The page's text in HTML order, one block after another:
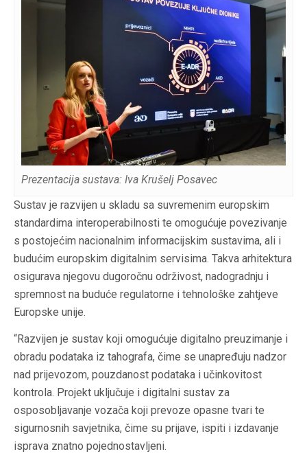
Prezentacija sustava: Iva Krušelj Posavec
Sustav je razvijen u skladu sa suvremenim europskim
standardima interoperabilnosti te omogućuje povezivanje
s postojećim nacionalnim informacijskim sustavima, ali i
budućim europskim digitalnim servisima. Takva arhitektura
osigurava njegovu dugoročnu održivost, nadogradnju i
spremnost na buduće regulatorne i tehnološke zahtjeve
Europske unije.
“Razvijen je sustav koji omogućuje digitalno preuzimanje i
obradu podataka iz tahografa, čime se unapređuju nadzor
nad prijevozom, pouzdanost podataka i učinkovitost
kontrola. Projekt uključuje i digitalni sustav za
osposobljavanje vozača koji prevoze opasne tvari te
sigurnosnih savjetnika, čime su prijave, ispiti i izdavanje
isprava znatno pojednostavljeni.